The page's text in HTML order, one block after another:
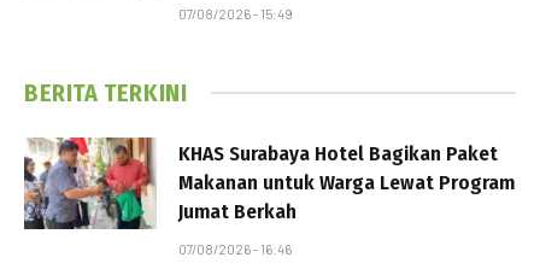
07/08/2026 - 15:49
BERITA TERKINI
KHAS Surabaya Hotel Bagikan Paket
Makanan untuk Warga Lewat Program
Jumat Berkah
07/08/2026 - 16:46